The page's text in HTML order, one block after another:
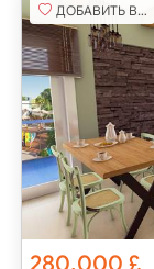
ДОБАВИТЬ В ИЗБРАННОЕ